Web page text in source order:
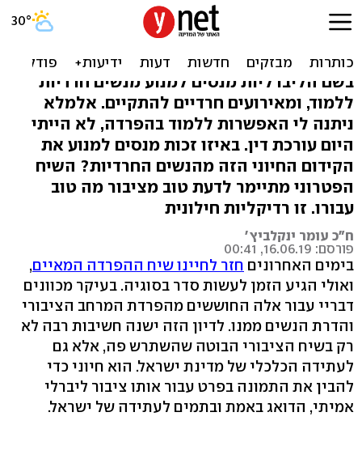
די לכפייה: תנו לנו להיות
בשם הליברליות מנסים למנוע מנשים חרדיות
ללמוד, ומאירועים חרדיים להתקיים. אלמלא
ניתנה לי האפשרות ללמוד בהפרדה, לא הייתי
היום עורכת דין. באיזו זכות מנסים למנוע את
הקידום החיוני הזה מהנשים החרדיות? השיח
הפטרוני מתיימר לדעת טוב מציבור מה טוב
עבורו. זו רדיקליות חילונית
ח"כ עומר ינקלביץ'
פורסם: 16.06.19, 00:41
בימים האחרונים חזר לחיינו שיח ההפרדה המאיים,
ואולי הגיע הזמן לעשות סדר בסוגיה. בעיקר מכוונים
דבריי עבור אלה החוששים מהפרדת המרחב הציבורי
והדרת הנשים ממנו. לדיון הזה ישנה חשיבות רבה לא
רק בשיח הציבורי הבוטה שהשתרש פה, אלא גם
לעתידה הכלכלי של מדינת ישראל. הוא חיוני כדי
להבין את התמונה בפרט עבור אותו ציבור ליברלי
אמיתי, הדואג באמת ובתמים לעתידה של ישראל.